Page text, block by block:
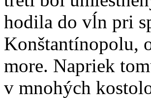
hodila do vĺn pri
Konštantínopolu,
more. Napriek
v mnohých